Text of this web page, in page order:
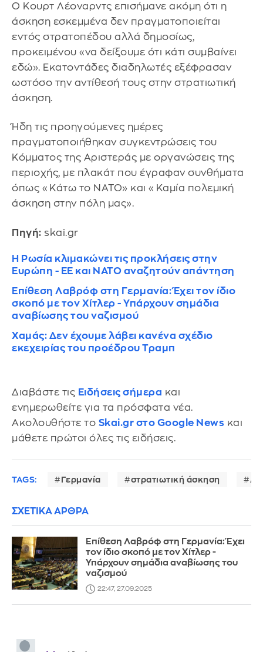
Ο Κουρτ Λέοναρντς επισήμανε ακόμη ότι η
άσκηση εσκεμμένα δεν πραγματοποιείται
εντός στρατοπέδου αλλά δημοσίως,
προκειμένου «να δείξουμε ότι κάτι συμβαίνει
εδώ». Εκατοντάδες διαδηλωτές εξέφρασαν
ωστόσο την αντίθεσή τους στην στρατιωτική
άσκηση.
Ήδη τις προηγούμενες ημέρες
πραγματοποιήθηκαν συγκεντρώσεις του
Κόμματος της Αριστεράς με οργανώσεις της
περιοχής, με πλακάτ που έγραφαν συνθήματα
όπως «Κάτω το ΝΑΤΟ» και «Καμία πολεμική
άσκηση στην πόλη μας».
Πηγή: skai.gr
Η Ρωσία κλιμακώνει τις προκλήσεις στην
Ευρώπη - ΕΕ και ΝΑΤΟ αναζητούν απάντηση
Επίθεση Λαβρόφ στη Γερμανία: Έχει τον ίδιο
σκοπό με τον Χίτλερ - Υπάρχουν σημάδια
αναβίωσης του ναζισμού
Χαμάς: Δεν έχουμε λάβει κανένα σχέδιο
εκεχειρίας του προέδρου Τραμπ
Διαβάστε τις Ειδήσεις σήμερα και
ενημερωθείτε για τα πρόσφατα νέα.
Ακολουθήστε το Skai.gr στο Google News και
μάθετε πρώτοι όλες τις ειδήσεις.
TAGS: Γερμανία στρατιωτική άσκηση
ΣΧΕΤΙΚΑ ΑΡΘΡΑ
Επίθεση Λαβρόφ στη Γερμανία: Έχει
τον ίδιο σκοπό με τον Χίτλερ -
Υπάρχουν σημάδια αναβίωσης του
ναζισμού
22:47, 27.09.2025